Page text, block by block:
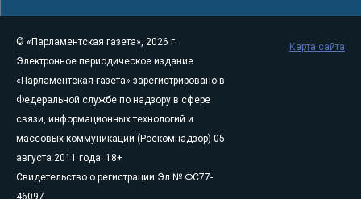
© «Парламентская газета», 2026 г.
Электронное периодическое издание
«Парламентская газета» зарегистрировано в
Федеральной службе по надзору в сфере
связи, информационных технологий и
массовых коммуникаций (Роскомнадзор) 05
августа 2011 года. 18+
Свидетельство о регистрации Эл № ФС77-
46097
Карта сайта